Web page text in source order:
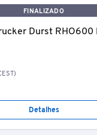
FINALIZADO
Durst RHO600
Detalhes